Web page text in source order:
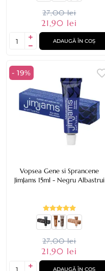
27,00 lei
21,90 lei
ADAUGĂ ÎN COȘ
- 19%
Vopsea Gene si Sprancene
JimJams 15ml - Negru Albastrui
27,00 lei
21,90 lei
ADAUGĂ ÎN COȘ